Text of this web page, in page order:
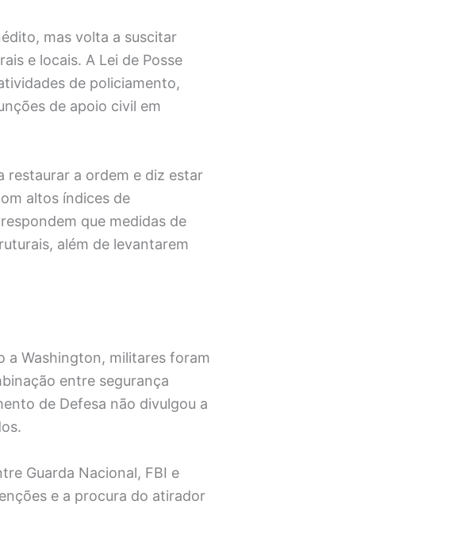
mas volta a suscitar
e locais. A Lei de Posse
de policiamento,
de apoio civil em
restaurar a ordem e diz estar
altos índices de
que medidas de
além de levantarem
a Washington, militares foram
entre segurança
de Defesa não divulgou a
Guarda Nacional, FBI e
e a procura do atirador